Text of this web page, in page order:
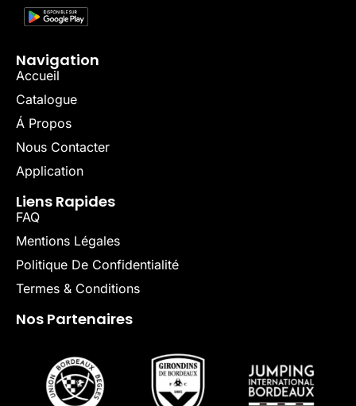
Navigation
Accueil
Catalogue
Á Propos
Nous Contacter
Application
Liens Rapides
FAQ
Mentions Légales
Politique De Confidentialité
Termes & Conditions
Nos Partenaires